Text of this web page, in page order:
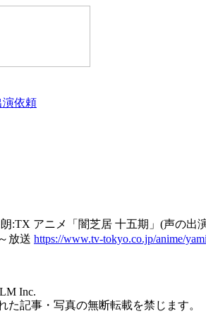
:TX アニメ「闇芝居 十五期」(声の出
放送 https://www.tv-tokyo.co.jp/anime/
Inc.
た記事・写真の無断転載を禁じます。